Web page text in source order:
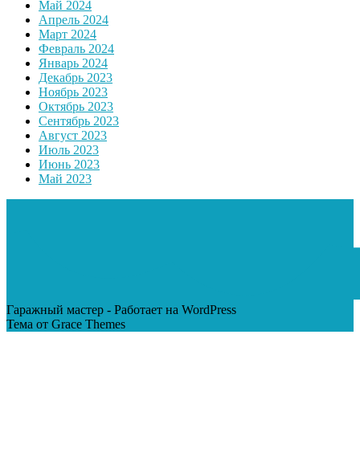
Май 2024
Апрель 2024
Март 2024
Февраль 2024
Январь 2024
Декабрь 2023
Ноябрь 2023
Октябрь 2023
Сентябрь 2023
Август 2023
Июль 2023
Июнь 2023
Май 2023
Гаражный мастер - Работает на WordPress
Тема от Grace Themes